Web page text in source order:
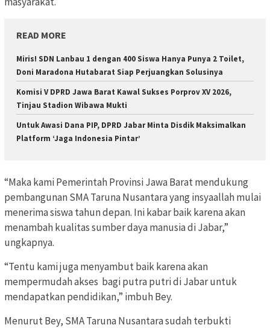
READ MORE
Miris! SDN Lanbau 1 dengan 400 Siswa Hanya Punya 2 Toilet,
Doni Maradona Hutabarat Siap Perjuangkan Solusinya
Komisi V DPRD Jawa Barat Kawal Sukses Porprov XV 2026,
Tinjau Stadion Wibawa Mukti
Untuk Awasi Dana PIP, DPRD Jabar Minta Disdik Maksimalkan
Platform ‘Jaga Indonesia Pintar’
“Maka kami Pemerintah Provinsi Jawa Barat mendukung
pembangunan SMA Taruna Nusantara yang insyaallah mulai
menerima siswa tahun depan. Ini kabar baik karena akan
menambah kualitas sumber daya manusia di Jabar,”
ungkapnya.
“Tentu kami juga menyambut baik karena akan
mempermudah akses bagi putra putri di Jabar untuk
mendapatkan pendidikan,” imbuh Bey.
Menurut Bey, SMA Taruna Nusantara sudah terbukti